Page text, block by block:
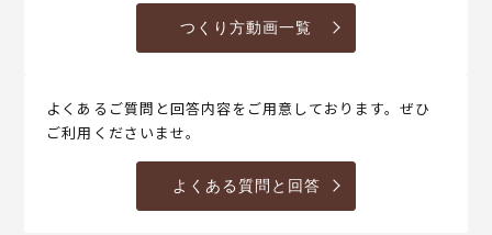
つくり方動画一覧
よくあるご質問と回答内容をご用意しております。ぜひ
ご利用くださいませ。
よくある質問と回答